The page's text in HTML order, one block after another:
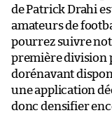
de Patrick Drahi
amateurs de
pourrez suivre
première division
dorénavant
une application
donc densifier